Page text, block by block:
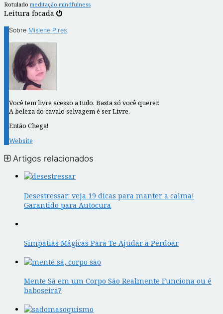
Share
Rotulado meditação mindfulness
Leitura focada
Sobre Mislene Pires
Você tem livre acesso a tudo. Basta só você querer.
A beleza do cavalo selvagem é ser Livre.
Então Chega!
Website
Artigos relacionados
Desestressar: veja 19 dicas para manter a calma!
Garantido para Autocura
Simpatias Mágicas Para Te Ajudar a Perdoar
Mente Sã em um Corpo São Realmente Funciona ou é
baboseira?